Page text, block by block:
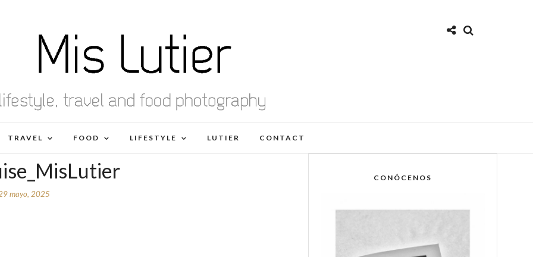
TRAVEL FOOD LIFESTYLE LUTIER CONTACT
mayo, 2025
CONÓCENOS